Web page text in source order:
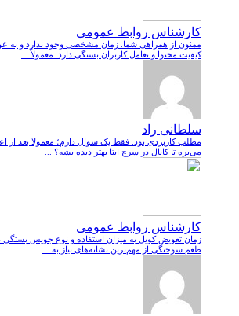
کارشناس روابط عمومی
ممنون از همراهی شما. زمان مشخصی وجود ندارد و به
کیفیت محتوا و تعامل کاربران بستگی دارد. معمولاً ...
سلطانی راد
مطلب کاربردی بود. فقط یک سوال دارم؛ معمولا بعد از
می‌بره تا کانال در سرچ ایتا بهتر دیده بشه؟ ...
کارشناس روابط عمومی
زمان تعویض کویل به میزان استفاده و نوع جویس بستگی
طعم سوختگی از مهم‌ترین نشانه‌های نیاز به ...